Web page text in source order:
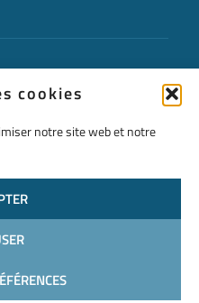
cookies
notre site web et notre
NOUS